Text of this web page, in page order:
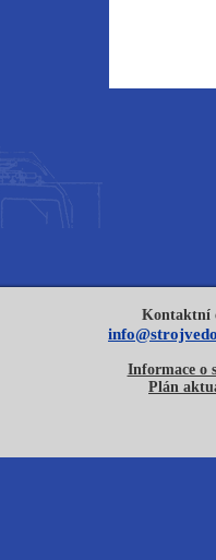
Kontaktní
Informace o
Plán